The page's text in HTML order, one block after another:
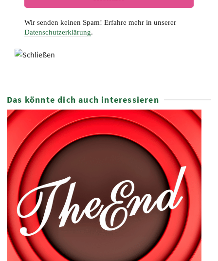
Wir senden keinen Spam! Erfahre mehr in unserer
Datenschutzerklärung.
Das könnte dich auch interessieren